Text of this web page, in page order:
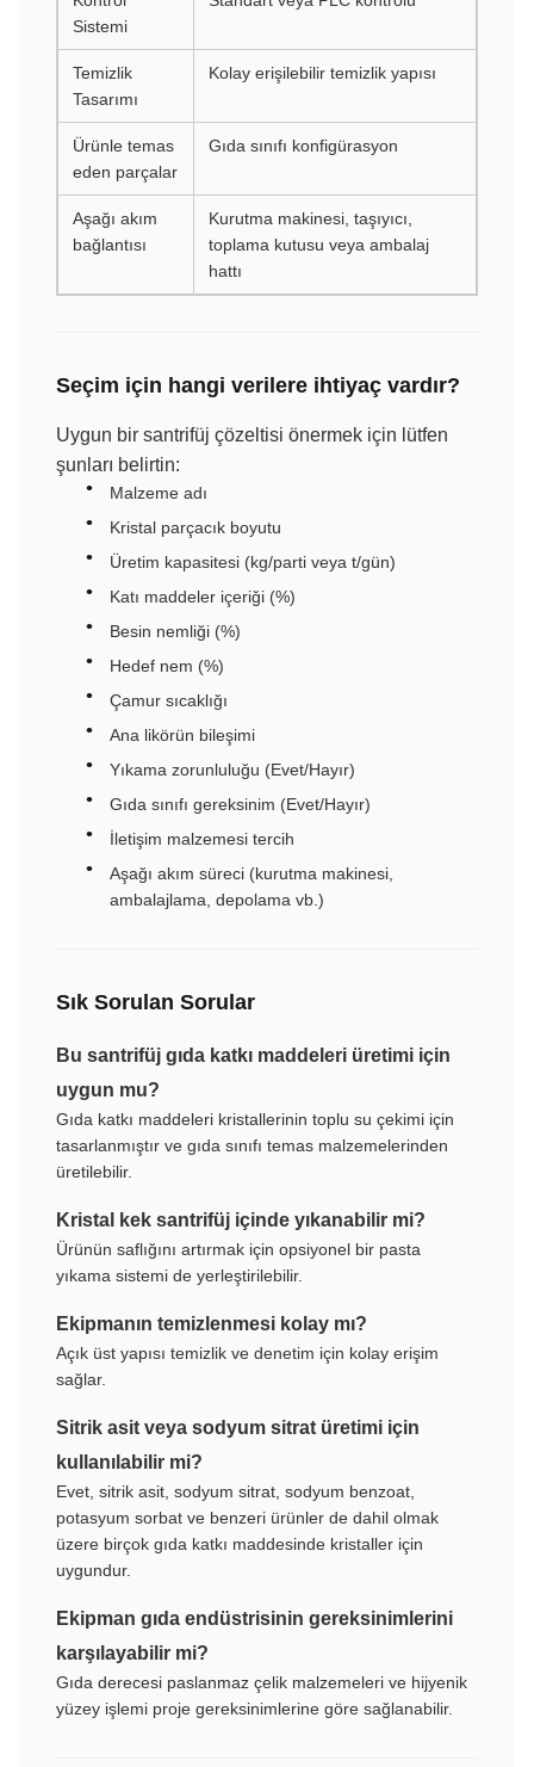
Sistemi
Temizlik
Tasarımı
Kolay erişilebilir temizlik yapısı
Ürünle temas
eden parçalar
Gıda sınıfı konfigürasyon
Aşağı akım
bağlantısı
Kurutma makinesi, taşıyıcı,
toplama kutusu veya ambalaj
hattı
Seçim için hangi verilere ihtiyaç vardır?
Uygun bir santrifüj çözeltisi önermek için lütfen
şunları belirtin:
Malzeme adı
Kristal parçacık boyutu
Üretim kapasitesi (kg/parti veya t/gün)
Katı maddeler içeriği (%)
Besin nemliği (%)
Hedef nem (%)
Çamur sıcaklığı
Ana likörün bileşimi
Yıkama zorunluluğu (Evet/Hayır)
Gıda sınıfı gereksinim (Evet/Hayır)
İletişim malzemesi tercih
Aşağı akım süreci (kurutma makinesi,
ambalajlama, depolama vb.)
Sık Sorulan Sorular
Bu santrifüj gıda katkı maddeleri üretimi için
uygun mu?
Gıda katkı maddeleri kristallerinin toplu su çekimi için
tasarlanmıştır ve gıda sınıfı temas malzemelerinden
üretilebilir.
Kristal kek santrifüj içinde yıkanabilir mi?
Ürünün saflığını artırmak için opsiyonel bir pasta
yıkama sistemi de yerleştirilebilir.
Ekipmanın temizlenmesi kolay mı?
Açık üst yapısı temizlik ve denetim için kolay erişim
sağlar.
Sitrik asit veya sodyum sitrat üretimi için
kullanılabilir mi?
Evet, sitrik asit, sodyum sitrat, sodyum benzoat,
potasyum sorbat ve benzeri ürünler de dahil olmak
üzere birçok gıda katkı maddesinde kristaller için
uygundur.
Ekipman gıda endüstrisinin gereksinimlerini
karşılayabilir mi?
Gıda derecesi paslanmaz çelik malzemeleri ve hijyenik
yüzey işlemi proje gereksinimlerine göre sağlanabilir.